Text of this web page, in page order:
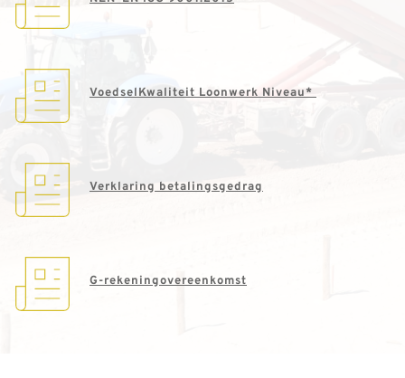
VoedselKwaliteit Loonwerk Niveau*
Verklaring betalingsgedrag
G-rekeningovereenkomst